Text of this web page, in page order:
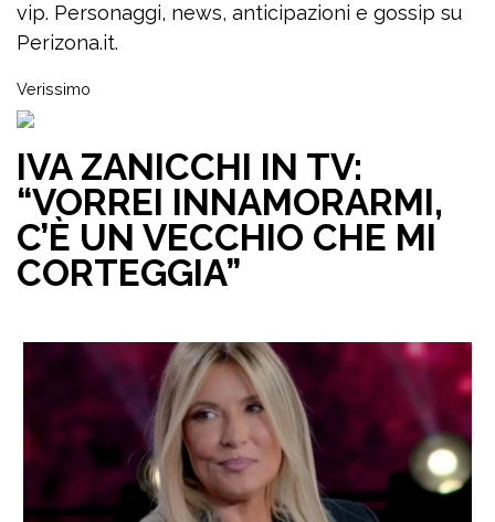
vip. Personaggi, news, anticipazioni e gossip su
Perizona.it.
Verissimo
IVA ZANICCHI IN TV:
“VORREI INNAMORARMI,
C’È UN VECCHIO CHE MI
CORTEGGIA”